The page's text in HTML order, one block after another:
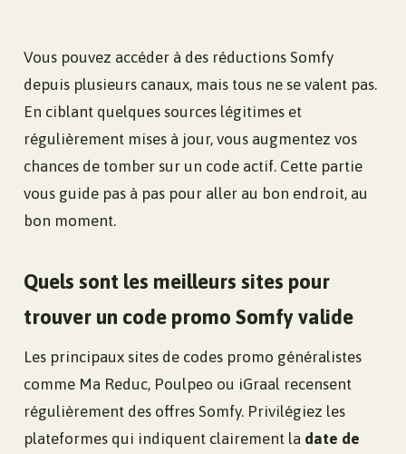
Vous pouvez accéder à des réductions Somfy
depuis plusieurs canaux, mais tous ne se valent pas.
En ciblant quelques sources légitimes et
régulièrement mises à jour, vous augmentez vos
chances de tomber sur un code actif. Cette partie
vous guide pas à pas pour aller au bon endroit, au
bon moment.
Quels sont les meilleurs sites pour
trouver un code promo Somfy valide
Les principaux sites de codes promo généralistes
comme Ma Reduc, Poulpeo ou iGraal recensent
régulièrement des offres Somfy. Privilégiez les
plateformes qui indiquent clairement la date de